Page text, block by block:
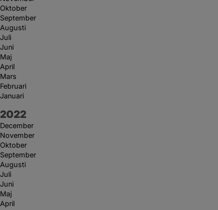
Oktober
September
Augusti
Juli
Juni
Maj
April
Mars
Februari
Januari
År:
2022
December
November
Oktober
September
Augusti
Juli
Juni
Maj
April